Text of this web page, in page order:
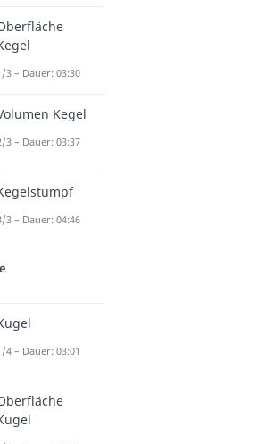
3 – Dauer: 03:30
Kegel
3 – Dauer: 03:37
3 – Dauer: 04:46
4 – Dauer: 03:01